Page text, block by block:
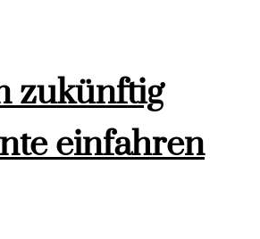
zukünftig
einfahren